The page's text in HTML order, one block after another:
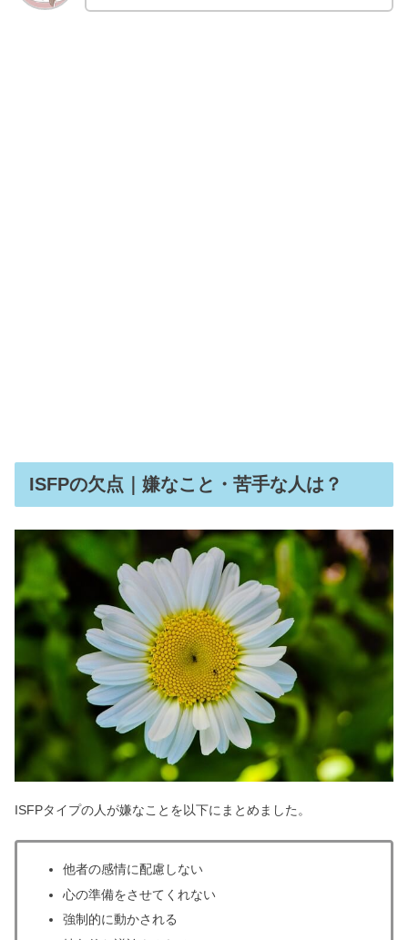
ISFPの欠点｜嫌なこと・苦手な人は？
ISFPタイプの人が嫌なことを以下にまとめました。
他者の感情に配慮しない
心の準備をさせてくれない
強制的に動かされる